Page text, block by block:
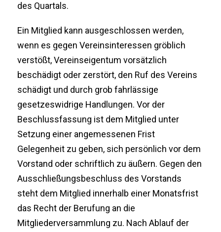
des Quartals.
Ein Mitglied kann ausgeschlossen werden,
wenn es gegen Vereinsinteressen gröblich
verstößt, Vereinseigentum vorsätzlich
beschädigt oder zerstört, den Ruf des Vereins
schädigt und durch grob fahrlässige
gesetzeswidrige Handlungen. Vor der
Beschlussfassung ist dem Mitglied unter
Setzung einer angemessenen Frist
Gelegenheit zu geben, sich persönlich vor dem
Vorstand oder schriftlich zu äußern. Gegen den
Ausschließungsbeschluss des Vorstands
steht dem Mitglied innerhalb einer Monatsfrist
das Recht der Berufung an die
Mitgliederversammlung zu. Nach Ablauf der